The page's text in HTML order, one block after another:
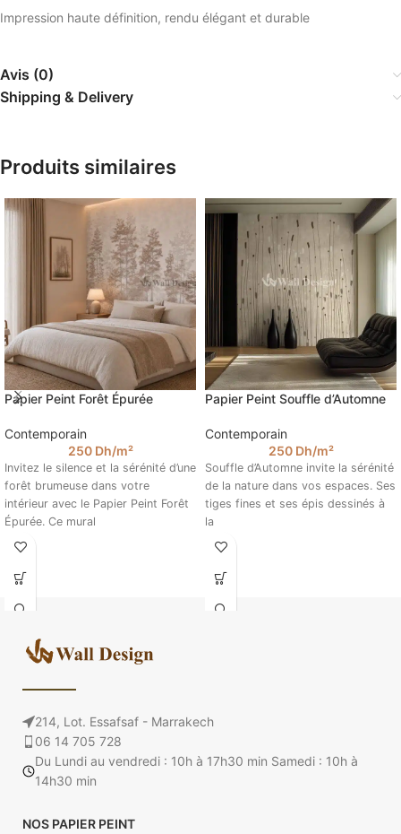
Impression haute définition, rendu élégant et durable
Avis (0)
Shipping & Delivery
Produits similaires
Papier Peint Forêt Épurée
Contemporain
250 Dh/m²
Invitez le silence et la sérénité d’une
forêt brumeuse dans votre
intérieur avec le Papier Peint Forêt
Épurée. Ce mural
Papier Peint Souffle d’Automne
Contemporain
250 Dh/m²
Souffle d’Automne invite la sérénité
de la nature dans vos espaces. Ses
tiges fines et ses épis dessinés à
la
214, Lot. Essafsaf - Marrakech
06 14 705 728
Du Lundi au vendredi : 10h à 17h30 min Samedi : 10h à
14h30 min
NOS PAPIER PEINT